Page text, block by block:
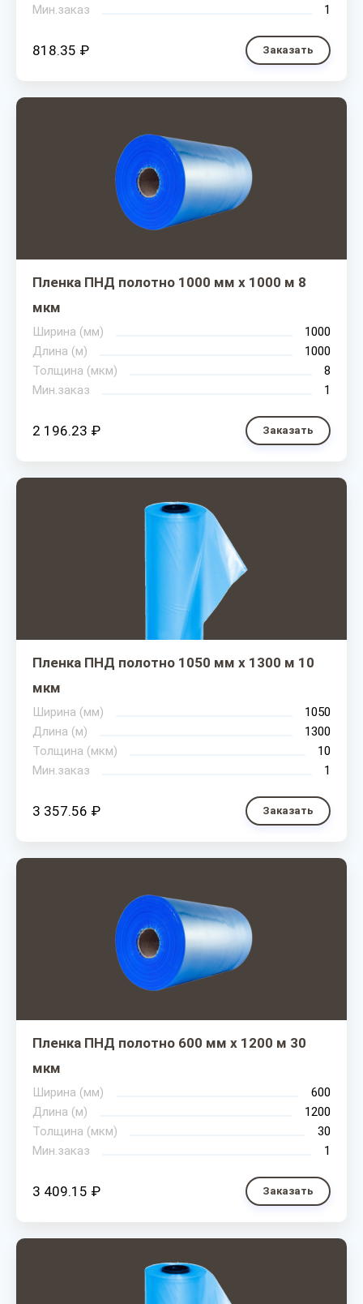
Мин.заказ 1
818.35 ₽ Заказать
Пленка ПНД полотно 1000 мм х 1000 м 8
мкм
Ширина (мм)
1000
Длина (м)
1000
Толщина (мкм)
8
Мин.заказ
1
2 196.23 ₽ Заказать
Пленка ПНД полотно 1050 мм х 1300 м 10
мкм
Ширина (мм)
1050
Длина (м)
1300
Толщина (мкм)
10
Мин.заказ
1
3 357.56 ₽ Заказать
Пленка ПНД полотно 600 мм х 1200 м 30
мкм
Ширина (мм)
600
Длина (м)
1200
Толщина (мкм)
30
Мин.заказ
1
3 409.15 ₽ Заказать